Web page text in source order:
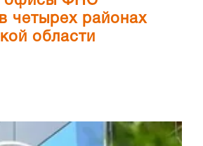
четырех районах
области